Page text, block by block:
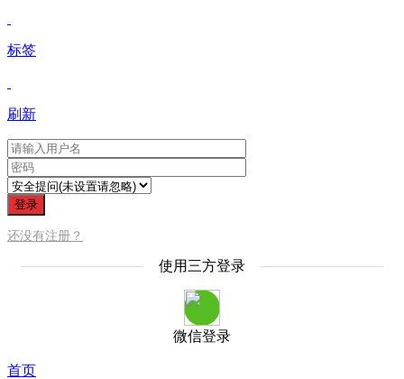
标签
刷新
登录
还没有注册？
使用三方登录
微信登录
首页